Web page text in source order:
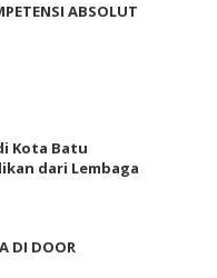
ABSOLUT
Kota Batu
dari Lembaga
DI DOOR